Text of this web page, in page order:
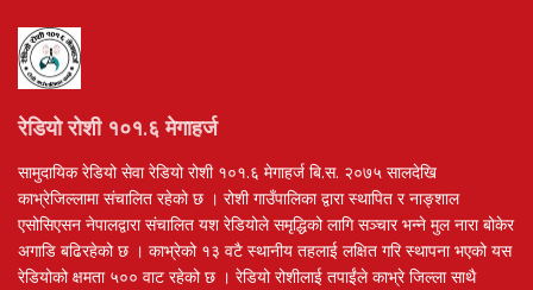
रेडियो रोशी १०१.६ मेगाहर्ज
सामुदायिक रेडियो सेवा रेडियो रोशी १०१.६ मेगाहर्ज बि.स. २०७५ सालदेखि
काभ्रेजिल्लामा संचालित रहेको छ । रोशी गाउँपालिका द्वारा स्थापित र नाङ्शाल
एसोसिएसन नेपालद्वारा संचालित यश रेडियोले समृद्धिको लागि सञ्चार भन्ने मुल नारा बोकेर
अगाडि बढिरहेको छ । काभ्रेको १३ वटै स्थानीय तहलाई लक्षित गरि स्थापना भएको यस
रेडियोको क्षमता ५०० वाट रहेको छ । रेडियो रोशीलाई तपाईंले काभ्रे जिल्ला साथै